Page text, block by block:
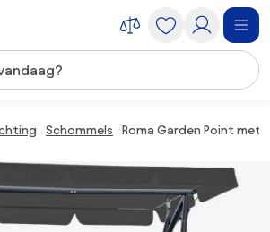
Schommels Roma Garden Point